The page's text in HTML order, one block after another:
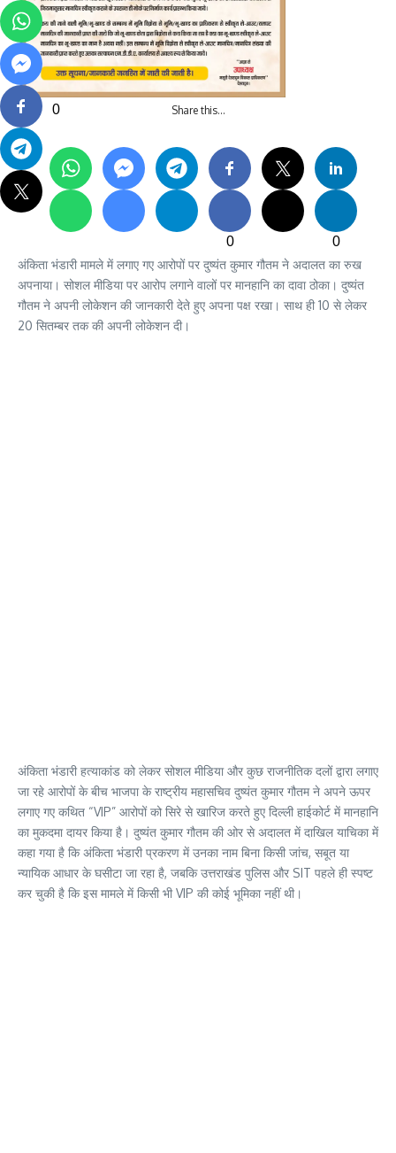
0 Share this…
0
0
अंकिता भंडारी मामले में लगाए गए आरोपों पर दुष्यंत कुमार गौतम ने अदालत का रुख
अपनाया। सोशल मीडिया पर आरोप लगाने वालों पर मानहानि का दावा ठोका। दुष्यंत
गौतम ने अपनी लोकेशन की जानकारी देते हुए अपना पक्ष रखा। साथ ही 10 से लेकर
20 सितम्बर तक की अपनी लोकेशन दी।
अंकिता भंडारी हत्याकांड को लेकर सोशल मीडिया और कुछ राजनीतिक दलों द्वारा लगाए
जा रहे आरोपों के बीच भाजपा के राष्ट्रीय महासचिव दुष्यंत कुमार गौतम ने अपने ऊपर
लगाए गए कथित “VIP” आरोपों को सिरे से खारिज करते हुए दिल्ली हाईकोर्ट में मानहानि
का मुकदमा दायर किया है। दुष्यंत कुमार गौतम की ओर से अदालत में दाखिल याचिका में
कहा गया है कि अंकिता भंडारी प्रकरण में उनका नाम बिना किसी जांच, सबूत या
न्यायिक आधार के घसीटा जा रहा है, जबकि उत्तराखंड पुलिस और SIT पहले ही स्पष्ट
कर चुकी है कि इस मामले में किसी भी VIP की कोई भूमिका नहीं थी।